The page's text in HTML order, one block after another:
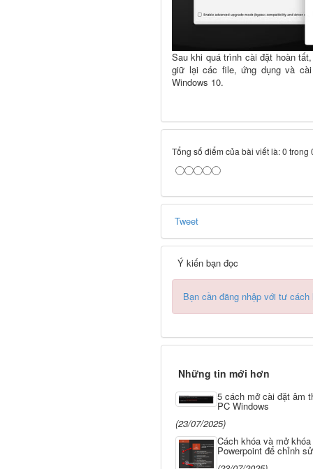
Sau khi quá trình cài đặt hoàn
giữ lại các file, ứng dụng và
Windows 10.
Tổng số điểm của bài viết là: 0 trong
Tweet
Ý kiến bạn đọc
Bạn cần đăng nhập với tư
Những tin mới hơn
5 cách mở cài đặt âm
PC Windows
(23/07/2025)
Cách khóa và mở
Powerpoint để chỉnh